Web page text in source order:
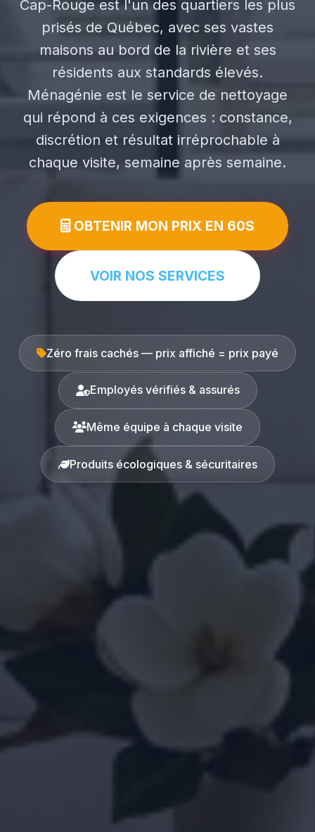
Cap-Rouge est l'un des quartiers les plus
prisés de Québec, avec ses vastes
maisons au bord de la rivière et ses
résidents aux standards élevés.
Ménagénie est le service de nettoyage
qui répond à ces exigences : constance,
discrétion et résultat irréprochable à
chaque visite, semaine après semaine.
OBTENIR MON PRIX EN 60S
VOIR NOS SERVICES
Zéro frais cachés — prix affiché = prix payé
Employés vérifiés & assurés
Même équipe à chaque visite
Produits écologiques & sécuritaires